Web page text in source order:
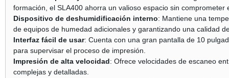
formación, el SLA400 ahorra un valioso espacio sin comprometer
Dispositivo de deshumidificación interno: Mantiene una
de equipos de humedad adicionales y garantizando una calidad
Interfaz fácil de usar: Cuenta con una gran pantalla de 10
para supervisar el proceso de impresión.
Impresión de alta velocidad: Ofrece velocidades de escaneo
complejas y detalladas.